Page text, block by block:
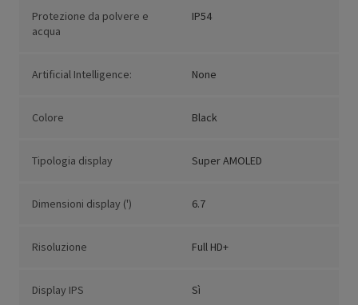
Protezione da polvere e
acqua
IP54
Artificial Intelligence: None
Colore Black
Tipologia display Super AMOLED
Dimensioni display (') 6.7
Risoluzione Full HD+
Display IPS Sì